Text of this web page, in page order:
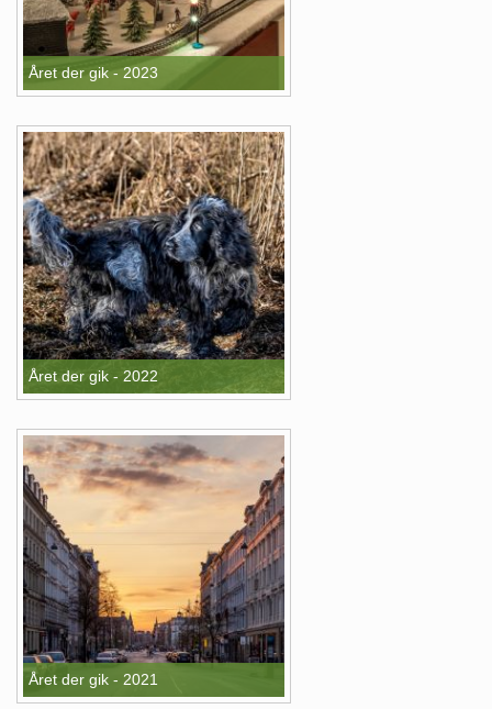
Året der gik - 2023
Året der gik - 2022
Året der gik - 2021